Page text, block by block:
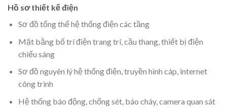
Hồ sơ thiết kế điện
Sơ đồ tổng thể hệ thống điện các tầng
Mặt bằng bố trí điện trang trí, cầu thang, thiết bị điện
chiếu sáng
Sơ đồ nguyên lý hệ thống điện, truyền hình cáp, internet
công trình
Hệ thống báo động, chống sét, báo cháy, camera quan sát